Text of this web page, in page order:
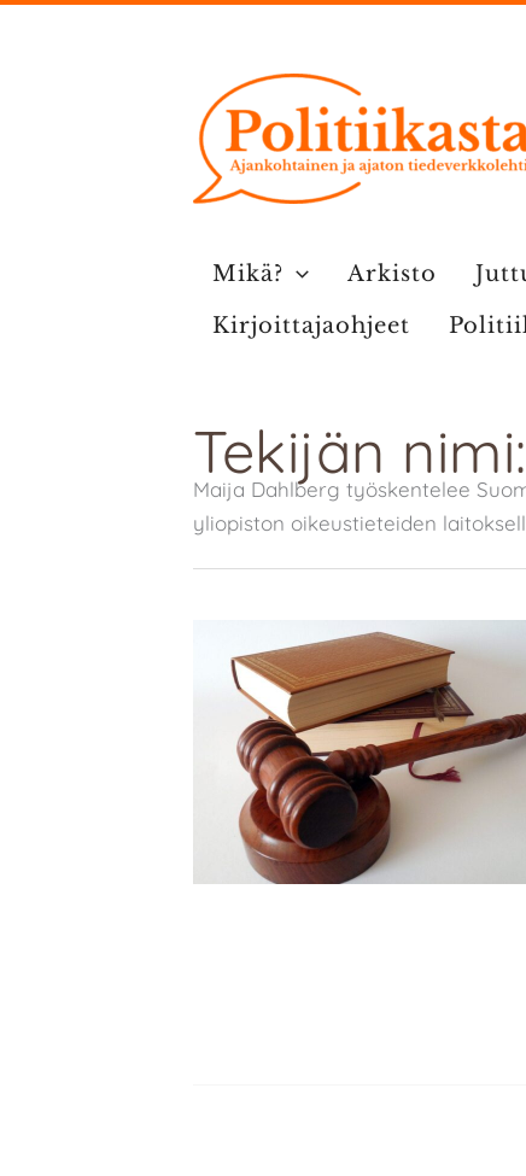
Mikä? Arkisto
Kirjoittajaohjeet
Tekijän
Maija Dahlberg työskentelee
yliopiston oikeustieteiden